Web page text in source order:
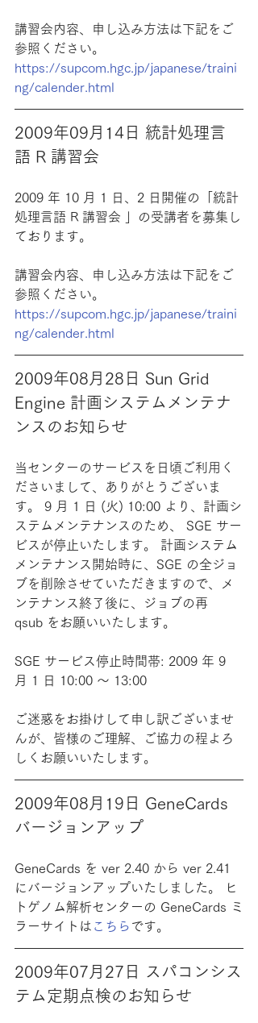
講習会内容、申し込み方法は下記をご
参照ください。
https://supcom.hgc.jp/japanese/traini
ng/calender.html
2009年09月14日 統計処理言
語 R 講習会
2009 年 10 月 1 日、2 日開催の「統計
処理言語 R 講習会 」の受講者を募集し
ております。
講習会内容、申し込み方法は下記をご
参照ください。
https://supcom.hgc.jp/japanese/traini
ng/calender.html
2009年08月28日 Sun Grid
Engine 計画システムメンテナ
ンスのお知らせ
当センターのサービスを日頃ご利用く
ださいまして、ありがとうございま
す。 9 月 1 日 (火) 10:00 より、計画シ
ステムメンテナンスのため、 SGE サー
ビスが停止いたします。 計画システム
メンテナンス開始時に、SGE の全ジョ
ブを削除させていただきますので、メ
ンテナンス終了後に、ジョブの再
qsub をお願いいたします。
SGE サービス停止時間帯: 2009 年 9
月 1 日 10:00 ～ 13:00
ご迷惑をお掛けして申し訳ございませ
んが、皆様のご理解、ご協力の程よろ
しくお願いいたします。
2009年08月19日 GeneCards
バージョンアップ
GeneCards を ver 2.40 から ver 2.41
にバージョンアップいたしました。 ヒ
トゲノム解析センターの GeneCards ミ
ラーサイトは こちら です。
2009年07月27日 スパコンシス
テム定期点検のお知らせ